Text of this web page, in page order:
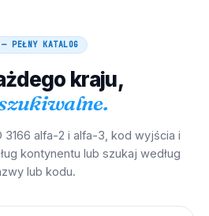
PEŁNY KATALOG
kraju,
3166 alfa-2 i alfa-3, kod wyjścia i
kontynentu lub szukaj według
lub kodu.